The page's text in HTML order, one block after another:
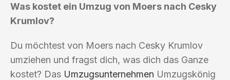
Was kostet ein Umzug von Moers nach Cesky
Krumlov?
Du möchtest von Moers nach Cesky Krumlov
umziehen und fragst dich, was dich das Ganze
kostet? Das Umzugsunternehmen Umzugskönig